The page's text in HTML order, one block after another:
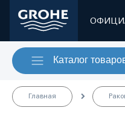
Каталог
Главная